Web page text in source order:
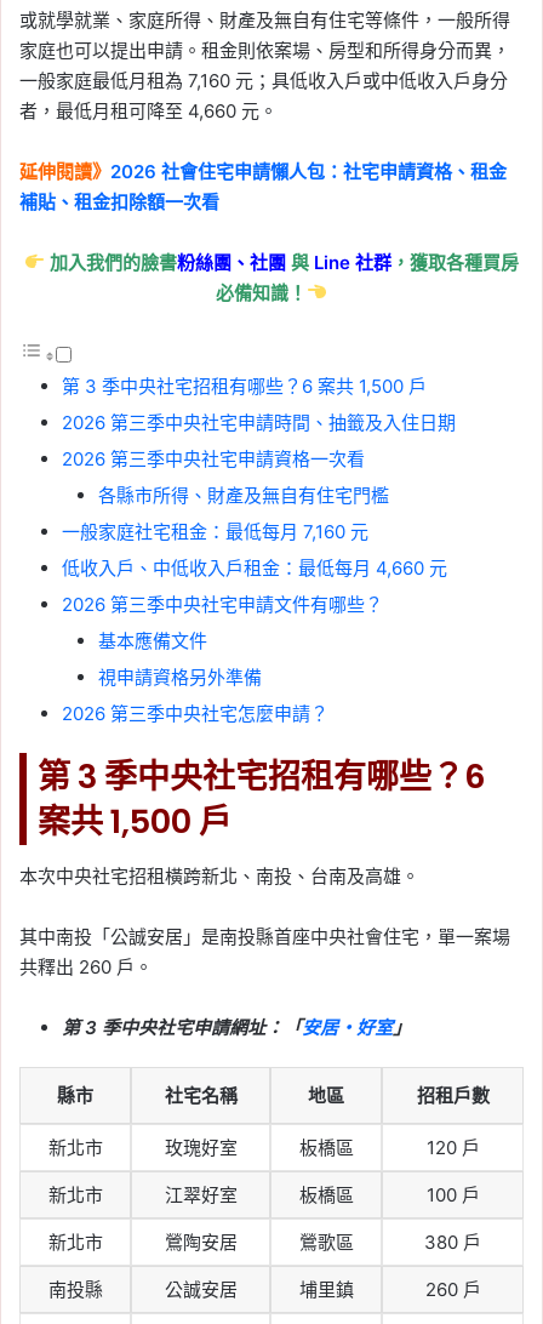
或就學就業、家庭所得、財產及無自有住宅等條件，一般所得
家庭也可以提出申請。租金則依案場、房型和所得身分而異，
一般家庭最低月租為 7,160 元；具低收入戶或中低收入戶身分
者，最低月租可降至 4,660 元。
延伸閱讀》 2026 社會住宅申請懶人包：社宅申請資格、租金
補貼、租金扣除額一次看
加入我們的臉書粉絲團、社團與 Line社群 ，獲取各種買房
必備知識！
第 3 季中央社宅招租有哪些？6 案共 1,500 戶
2026 第三季中央社宅申請時間、抽籤及入住日期
2026 第三季中央社宅申請資格一次看
各縣市所得、財產及無自有住宅門檻
一般家庭社宅租金：最低每月 7,160 元
低收入戶、中低收入戶租金：最低每月 4,660 元
2026 第三季中央社宅申請文件有哪些？
基本應備文件
視申請資格另外準備
2026 第三季中央社宅怎麼申請？
第 3 季中央社宅招租有哪些？6
案共 1,500 戶
本次中央社宅招租橫跨新北、南投、台南及高雄。
其中南投「公誠安居」是南投縣首座中央社會住宅，單一案場
共釋出 260 戶。
第 3 季中央社宅申請網址：「安居・好室」
縣市 社宅名稱 地區 招租戶數
新北市 玫瑰好室 板橋區 120 戶
新北市 江翠好室 板橋區 100 戶
新北市 鶯陶安居 鶯歌區 380 戶
南投縣 公誠安居 埔里鎮 260 戶